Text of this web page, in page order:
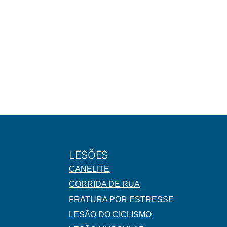
LESÕES
CANELITE
CORRIDA DE RUA
FRATURA POR ESTRESSE
LESÃO DO CICLISMO